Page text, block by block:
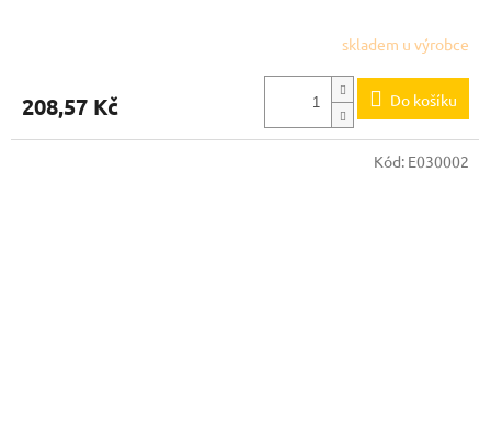
skladem u výrobce
208,57 Kč Do košíku
Kód: E030002